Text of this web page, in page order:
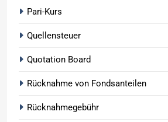
Pari-Kurs
Quellensteuer
Quotation Board
Rücknahme von Fondsanteilen
Rücknahmegebühr